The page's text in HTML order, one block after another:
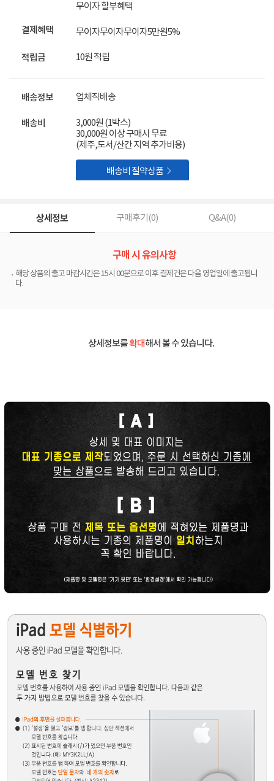
무이자 할부혜택
결제혜택 무이자무이자무이자5만원5%
적립금 10원 적립
배송정보 업체직배송
배송비
3,000원 (1박스)
30,000원 이상 구매시 무료
(제주,도서/산간 지역 추가비용)
배송비 절약상품 
상세정보 구매후기(0) Q&A(0)
구매 시 유의사항
해당 상품의 출고 마감시간은 15시 00분으로 이후 결제건은 다음 영업일에 출고됩니
다.
상세정보를확대해서 볼 수 있습니다.